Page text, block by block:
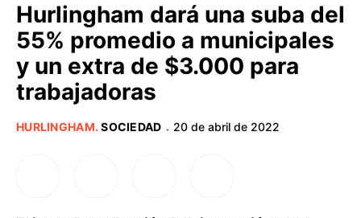
BUENOS AIRES
PROVINCIAS
Hurlingham dará una suba del
55% promedio a municipales
y un extra de $3.000 para
trabajadoras
HURLINGHAM.SOCIEDAD · 20 de abril de 2022